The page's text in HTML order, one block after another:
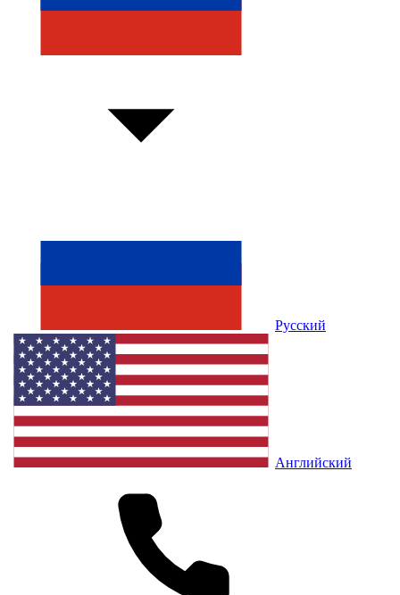
Русский
Английский